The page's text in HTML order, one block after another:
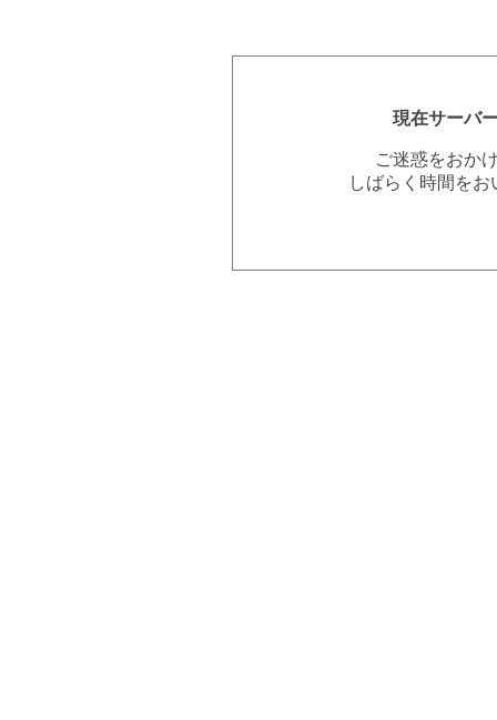
現在サーバ
ご迷惑をおか
しばらく時間を